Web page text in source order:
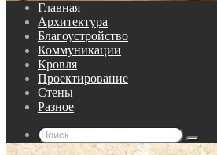
Главная
Архитектура
Благоустройство
Коммуникации
Кровля
Проектирование
Стены
Разное